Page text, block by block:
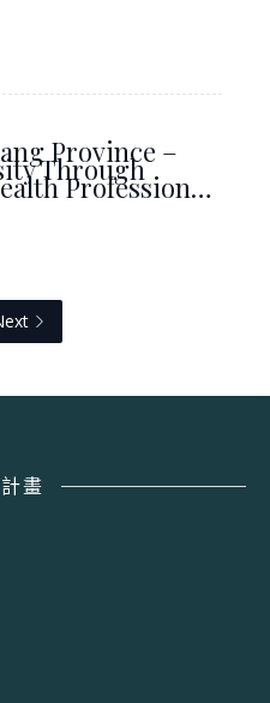
Province –
Through
Profession…
畫